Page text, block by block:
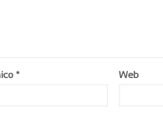
* Web